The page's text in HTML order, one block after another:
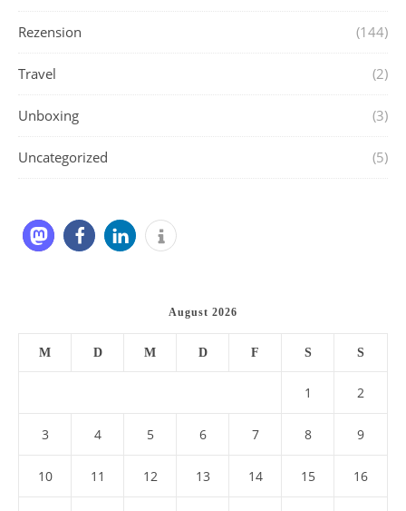
Rezension (144)
Travel (2)
Unboxing (3)
Uncategorized (5)
August 2026
M D M D F S S
1 2
3 4 5 6 7 8 9
10 11 12 13 14 15 16